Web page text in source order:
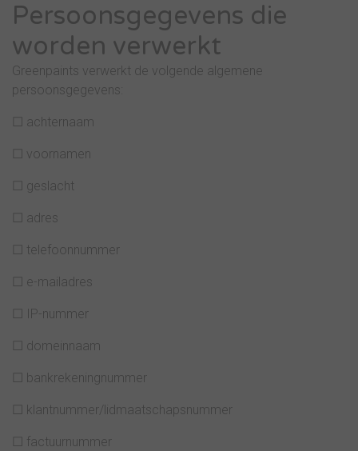
Persoonsgegevens die
worden verwerkt
Greenpaints verwerkt de volgende algemene
persoonsgegevens:
☐ achternaam
☐ voornamen
☐ geslacht
☐ adres
☐ telefoonnummer
☐ e-mailadres
☐ IP-nummer
☐ domeinnaam
☐ bankrekeningnummer
☐ klantnummer/lidmaatschapsnummer
☐ factuurnummer